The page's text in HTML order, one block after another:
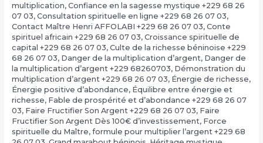
multiplication, Confiance en la sagesse mystique +229 68 26
07 03, Consultation spirituelle en ligne +229 68 26 07 03,
Contact Maître Henri AFFOLABI +229 68 26 07 03, Conte
spirituel africain +229 68 26 07 03, Croissance spirituelle de
capital +229 68 26 07 03, Culte de la richesse béninoise +229
68 26 07 03, Danger de la multiplication d’argent, Danger de
la multiplication d’argent +229 68260703, Démonstration du
multiplication d’argent +229 68 26 07 03, Énergie de richesse,
Énergie positive d’abondance, Équilibre entre énergie et
richesse, Fable de prospérité et d’abondance +229 68 26 07
03, Faire Fructifier Son Argent +229 68 26 07 03, Faire
Fructifier Son Argent Dès 100€ d’investissement, Force
spirituelle du Maître, formule pour multiplier l’argent +229 68